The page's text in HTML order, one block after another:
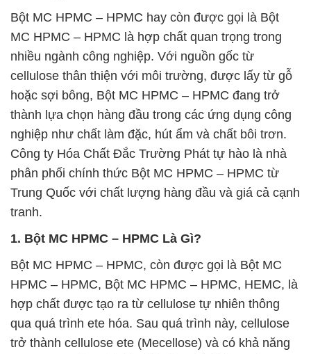
Bột MC HPMC – HPMC hay còn được gọi là Bột
MC HPMC – HPMC là hợp chất quan trọng trong
nhiều ngành công nghiệp. Với nguồn gốc từ
cellulose thân thiện với môi trường, được lấy từ gỗ
hoặc sợi bông, Bột MC HPMC – HPMC đang trở
thành lựa chọn hàng đầu trong các ứng dụng công
nghiệp như chất làm đặc, hút ẩm và chất bôi trơn.
Công ty Hóa Chất Đắc Trường Phát tự hào là nhà
phân phối chính thức Bột MC HPMC – HPMC từ
Trung Quốc với chất lượng hàng đầu và giá cả cạnh
tranh.
1. Bột MC HPMC – HPMC Là Gì?
Bột MC HPMC – HPMC, còn được gọi là Bột MC
HPMC – HPMC, Bột MC HPMC – HPMC, HEMC, là
hợp chất được tạo ra từ cellulose tự nhiên thông
qua quá trình ete hóa. Sau quá trình này, cellulose
trở thành cellulose ete (Mecellose) và có khả năng